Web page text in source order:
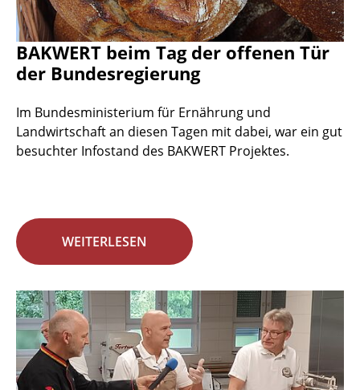
BAKWERT beim Tag der offenen Tür
der Bundesregierung
Im Bundesministerium für Ernährung und
Landwirtschaft an diesen Tagen mit dabei, war ein gut
besuchter Infostand des BAKWERT Projektes.
WEITERLESEN